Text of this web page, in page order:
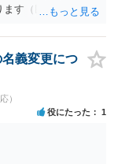
ます（民法８９０
じ又はおば」にも
義変更につ
）
役にたった 1